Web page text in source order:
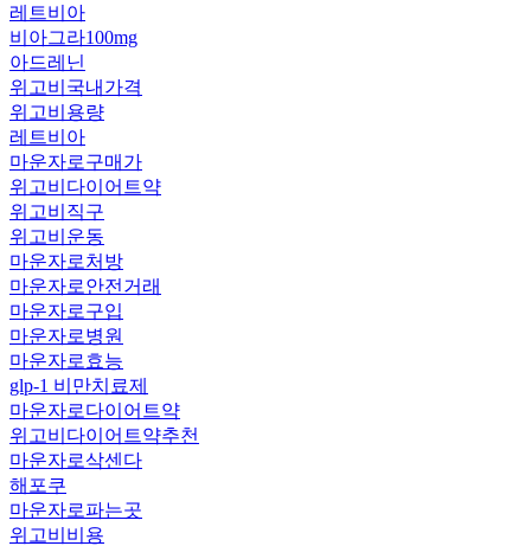
레트비아
비아그라100mg
아드레닌
위고비국내가격
위고비용량
레트비아
마운자로구매가
위고비다이어트약
위고비직구
위고비운동
마운자로처방
마운자로안전거래
마운자로구입
마운자로병원
마운자로효능
glp-1 비만치료제
마운자로다이어트약
위고비다이어트약추천
마운자로삭센다
해포쿠
마운자로파는곳
위고비비용